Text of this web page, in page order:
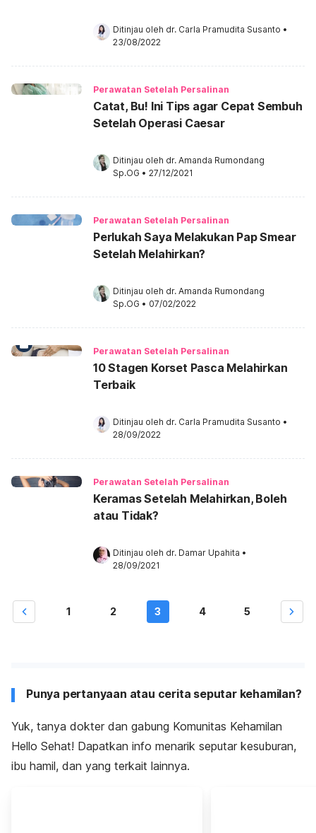
Ditinjau oleh dr. Carla Pramudita Susanto •
23/08/2022
Perawatan Setelah Persalinan
Catat, Bu! Ini Tips agar Cepat Sembuh
Setelah Operasi Caesar
Ditinjau oleh dr. Amanda Rumondang
Sp.OG • 27/12/2021
Perawatan Setelah Persalinan
Perlukah Saya Melakukan Pap Smear
Setelah Melahirkan?
Ditinjau oleh dr. Amanda Rumondang
Sp.OG • 07/02/2022
Perawatan Setelah Persalinan
10 Stagen Korset Pasca Melahirkan
Terbaik
Ditinjau oleh dr. Carla Pramudita Susanto •
28/09/2022
Perawatan Setelah Persalinan
Keramas Setelah Melahirkan, Boleh
atau Tidak?
Ditinjau oleh dr. Damar Upahita •
28/09/2021
1 2 3 4 5
Punya pertanyaan atau cerita seputar kehamilan?
Yuk, tanya dokter dan gabung Komunitas Kehamilan
Hello Sehat! Dapatkan info menarik seputar kesuburan,
ibu hamil, dan yang terkait lainnya.